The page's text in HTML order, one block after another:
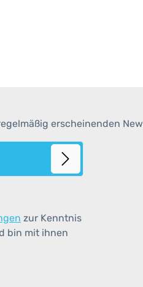
erscheinenden
zur Kenntnis
bin mit ihnen